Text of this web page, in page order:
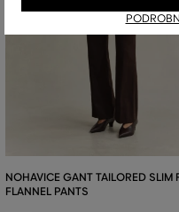
NOHAVICE GANT TAILORED SLIM
FLANNEL PANTS